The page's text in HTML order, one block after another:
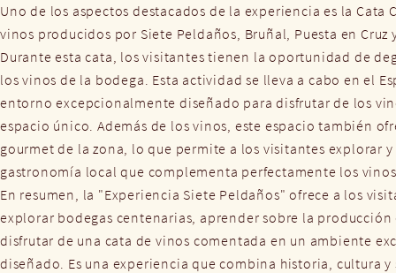
Uno de los aspectos destacados de la experiencia es la Cata
vinos producidos por Siete Peldaños, Bruñal, Puesta en Cruz
Durante esta cata, los visitantes tienen la oportunidad de
los vinos de la bodega. Esta actividad se lleva a cabo en el
entorno excepcionalmente diseñado para disfrutar de los
espacio único. Además de los vinos, este espacio también
gourmet de la zona, lo que permite a los visitantes explorar
gastronomía local que complementa perfectamente los
En resumen, la "Experiencia Siete Peldaños" ofrece a los
explorar bodegas centenarias, aprender sobre la
disfrutar de una cata de vinos comentada en un ambiente
diseñado. Es una experiencia que combina historia, cultura y